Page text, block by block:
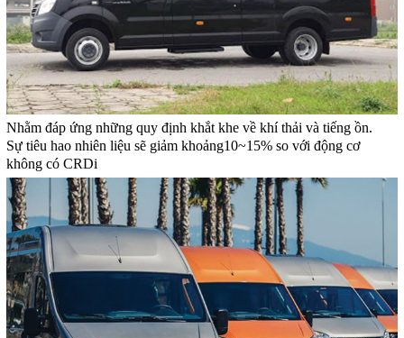
Nhằm đáp ứng những quy định khắt khe về khí thải và tiếng ồn.
Sự tiêu hao nhiên liệu sẽ giảm khoảng10~15% so với động cơ
không có CRDi